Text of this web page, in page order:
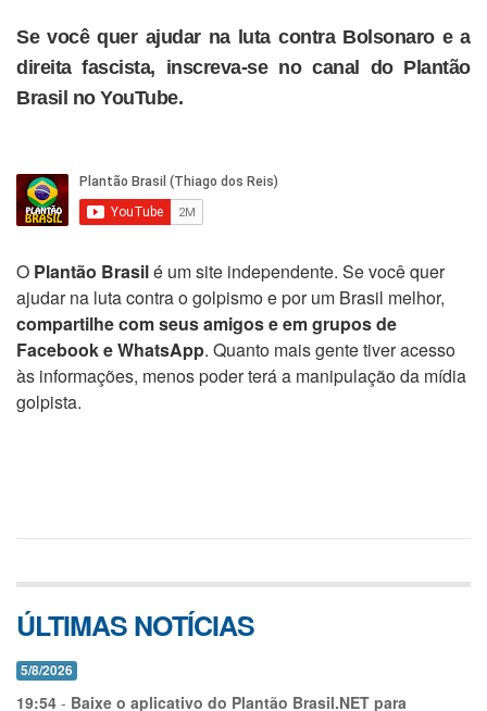
Se você quer ajudar na luta contra Bolsonaro e a
direita fascista, inscreva-se no canal do Plantão
Brasil no YouTube.
O Plantão Brasilé um site independente. Se você quer
ajudar na luta contra o golpismo e por um Brasil melhor,
compartilhe com seus amigos e em grupos de
Facebook e WhatsApp. Quanto mais gente tiver acesso
às informações, menos poder terá a manipulação da mídia
golpista.
ÚLTIMAS NOTÍCIAS
5/8/2026
19:54 - Baixe o aplicativo do Plantão Brasil.NET para